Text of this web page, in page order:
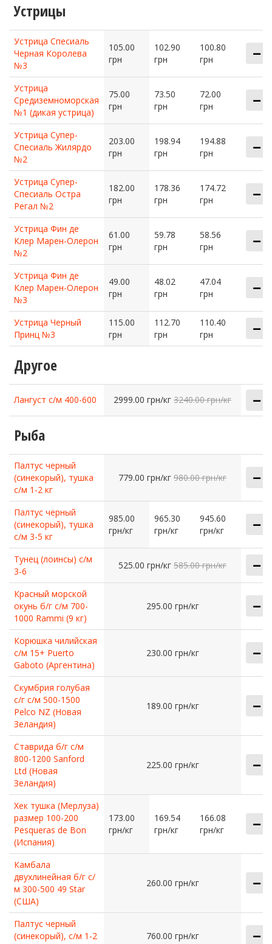
Устрицы
Устрица Спесиаль
Черная Королева
№3
105.00
грн
102.90
грн
100.80
грн
Устрица
Средиземноморская
№1 (дикая устрица)
75.00
грн
73.50
грн
72.00
грн
Устрица Супер-
Спесиаль Жилярдо
№2
203.00
грн
198.94
грн
194.88
грн
Устрица Супер-
Спесиаль Остра
Регал №2
182.00
грн
178.36
грн
174.72
грн
Устрица Фин де
Клер Марен-Олерон
№2
61.00
грн
59.78
грн
58.56
грн
Устрица Фин де
Клер Марен-Олерон
№3
49.00
грн
48.02
грн
47.04
грн
Устрица Черный
Принц №3
115.00
грн
112.70
грн
110.40
грн
Другое
Лангуст с/м 400-600 2999.00 грн/кг 3240.00 грн/кг
Рыба
Палтус черный
(синекорый), тушка
с/м 1-2 кг
779.00 грн/кг 980.00 грн/кг
Палтус черный
(синекорый), тушка
с/м 3-5 кг
985.00
грн/кг
965.30
грн/кг
945.60
грн/кг
Тунец (лоинсы) с/м
3-6
525.00 грн/кг 585.00 грн/кг
Красный морской
окунь б/г с/м 700-
1000 Rammi (9 кг)
295.00 грн/кг
Корюшка чилийская
с/м 15+ Puerto
Gaboto (Аргентина)
230.00 грн/кг
Скумбрия голубая
с/г с/м 500-1500
Pelco NZ (Новая
Зеландия)
189.00 грн/кг
Ставрида б/г с/м
800-1200 Sanford
Ltd (Новая
Зеландия)
225.00 грн/кг
Хек тушка (Мерлуза)
размер 100-200
Pesqueras de Bon
(Испания)
173.00
грн/кг
169.54
грн/кг
166.08
грн/кг
Камбала
двухлинейная б/г с/
м 300-500 49 Star
(США)
260.00 грн/кг
Палтус черный
(синекорый), с/м 1-2
760.00 грн/кг